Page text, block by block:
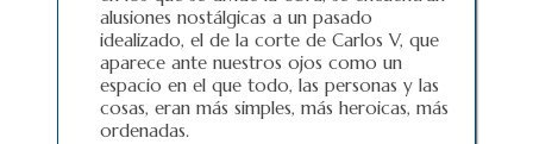
alusiones nostálgicas a un pasado
idealizado, el de la corte de Carlos V, que
aparece ante nuestros ojos como un
espacio en el que todo, las personas y las
cosas, eran más simples, más heroicas, más
ordenadas.